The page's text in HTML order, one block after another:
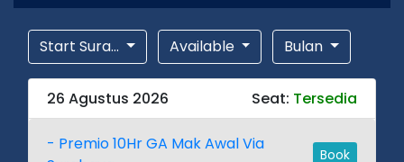
Start Sura... Available Bulan
26 Agustus 2026 Seat: Tersedia
- Premio 10Hr GA Mak Awal Via
Book